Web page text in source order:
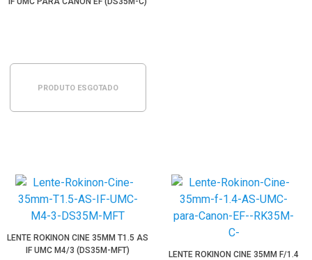
PRODUTO ESGOTADO
LENTE ROKINON CINE 35MM T1.5 AS
IF UMC M4/3 (DS35M-MFT)
LENTE ROKINON CINE 35MM F/1.4